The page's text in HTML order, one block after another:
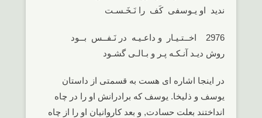
ندید او یـوسفی کَف را نَـخَـسـت
2976 اخــتـیـار و داعـیـه در نَـفــس بــود
روش دیـد آنـکـه پـر و بـالـی گشـود
در اینجا اشاره ای هست به قسمتی از داستان
یوسف و ذلیخا. یوسف که برادرانش او را در چاه
انداختند بعلت حسادت, و بعد کاروانیان او را از چاه